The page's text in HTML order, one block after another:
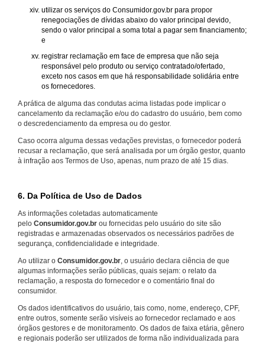
utilizar os serviços do Consumidor.gov.br para propor
renegociações de dívidas abaixo do valor principal devido,
sendo o valor principal a soma total a pagar sem financiamento;
e
registrar reclamação em face de empresa que não seja
responsável pelo produto ou serviço contratado/ofertado,
exceto nos casos em que há responsabilidade solidária entre
os fornecedores.
A prática de alguma das condutas acima listadas pode implicar o
cancelamento da reclamação e/ou do cadastro do usuário, bem como
o descredenciamento da empresa ou do gestor.
Caso ocorra alguma dessas vedações previstas, o fornecedor poderá
recusar a reclamação, que será analisada por um órgão gestor, quanto
à infração aos Termos de Uso, apenas, num prazo de até 15 dias.
6. Da Política de Uso de Dados
As informações coletadas automaticamente
pelo Consumidor.gov.br ou fornecidas pelo usuário do site são
registradas e armazenadas observados os necessários padrões de
segurança, confidencialidade e integridade.
Ao utilizar o Consumidor.gov.br , o usuário declara ciência de que
algumas informações serão públicas, quais sejam: o relato da
reclamação, a resposta do fornecedor e o comentário final do
consumidor.
Os dados identificativos do usuário, tais como, nome, endereço, CPF,
entre outros, somente serão visíveis ao fornecedor reclamado e aos
órgãos gestores e de monitoramento. Os dados de faixa etária, gênero
e regionais poderão ser utilizados de forma não individualizada para